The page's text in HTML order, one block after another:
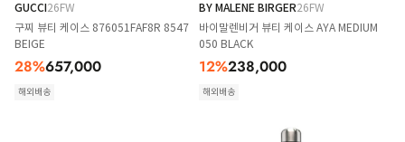
GUCCI26FW
구찌 뷰티 케이스 876051FAF8R 8547
BEIGE
28%657,000
해외배송
BY MALENE BIRGER26FW
바이말렌비거 뷰티 케이스 AYA MEDIUM
050 BLACK
12%238,000
해외배송